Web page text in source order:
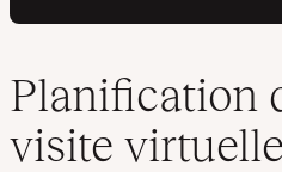
Planification
visite